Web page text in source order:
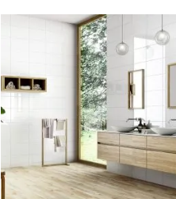
con4.00